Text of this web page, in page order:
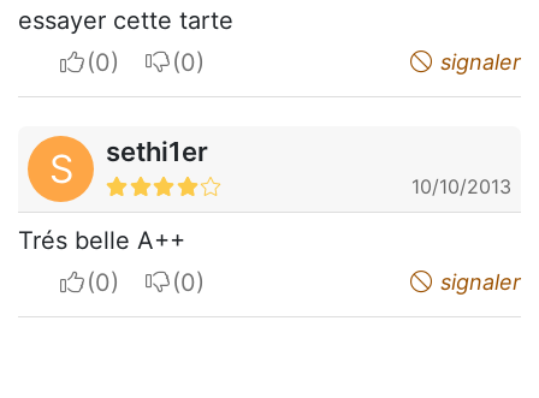
essayer cette tarte
I apreciateI do not appreciate signaler
S sethi1er
10/10/2013
Trés belle A++
I apreciateI do not appreciate signaler